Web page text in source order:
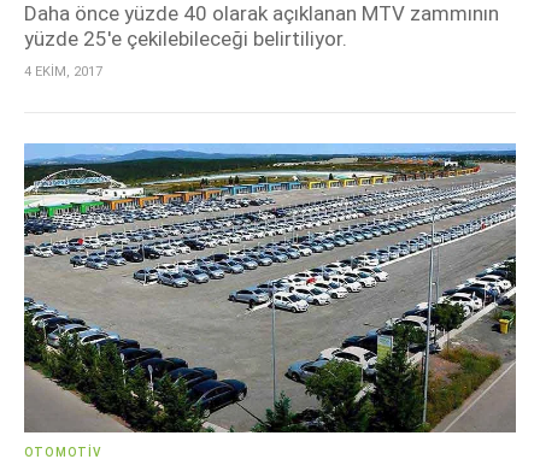
Daha önce yüzde 40 olarak açıklanan MTV zammının
yüzde 25'e çekilebileceği belirtiliyor.
4 EKİM, 2017
OTOMOTIV